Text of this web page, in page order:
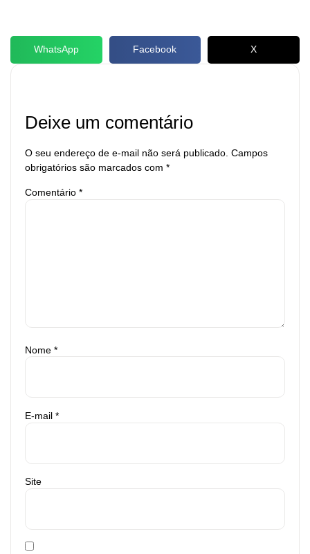
WhatsApp Facebook X
Deixe um comentário
O seu endereço de e-mail não será publicado. Campos
obrigatórios são marcados com *
Comentário *
Nome *
E-mail *
Site